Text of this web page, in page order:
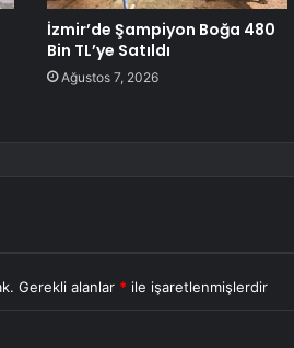
İzmir’de Şampiyon Boğa 480
Bin TL’ye Satıldı
Ağustos 7, 2026
Gerekli alanlar * ile işaretlenmişlerdir